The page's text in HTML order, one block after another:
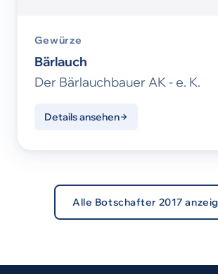
Gewürze
Bärlauch
Der Bärlauchbauer AK - e. K.
Details ansehen
Alle Botschafter 2017